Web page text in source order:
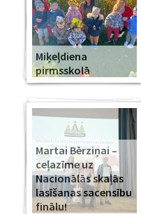
Miķeļdiena
pirmsskolā
Martai Bērziņai –
ceļazīme uz
Nacionālās skaļās
lasīšanas sacensību
finālu!